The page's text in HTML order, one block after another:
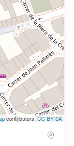
contributors,CC-BY-SA